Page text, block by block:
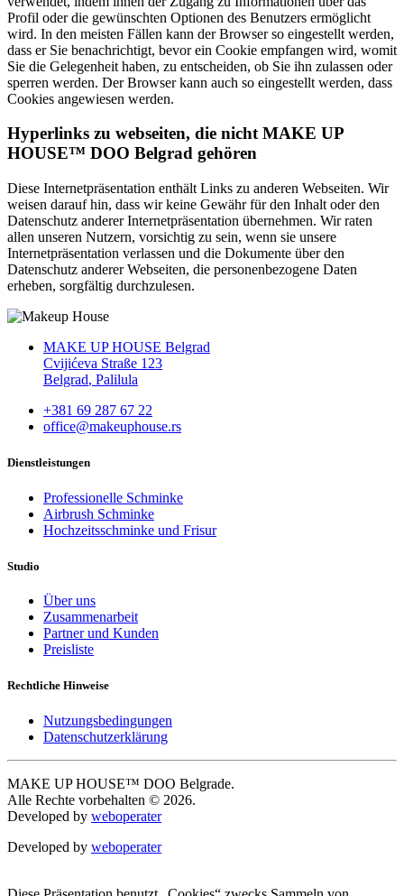
Profil oder die gewünschten Optionen des Benutzers ermöglicht
wird. In den meisten Fällen kann der Browser so eingestellt werden,
dass er Sie benachrichtigt, bevor ein Cookie empfangen wird, womit
Sie die Gelegenheit haben, zu entscheiden, ob Sie ihn zulassen oder
sperren werden. Der Browser kann auch so eingestellt werden, dass
Cookies angewiesen werden.
Hyperlinks zu webseiten, die nicht MAKE UP
HOUSE™ DOO Belgrad gehören
Diese Internetpräsentation enthält Links zu anderen Webseiten. Wir
weisen darauf hin, dass wir keine Gewähr für den Inhalt oder den
Datenschutz anderer Internetpräsentation übernehmen. Wir raten
allen unseren Nutzern, vorsichtig zu sein, wenn sie unsere
Internetpräsentation verlassen und die Dokumente über den
Datenschutz anderer Webseiten, die personenbezogene Daten
erheben, sorgfältig durchzulesen.
MAKE UP HOUSE Belgrad
Cvijićeva Straße 123
Belgrad, Palilula
+381 69 287 67 22
office@makeuphouse.rs
Dienstleistungen
Professionelle Schminke
Airbrush Schminke
Hochzeitsschminke und Frisur
Studio
Über uns
Zusammenarbeit
Partner und Kunden
Preisliste
Rechtliche Hinweise
Nutzungsbedingungen
Datenschutzerklärung
MAKE UP HOUSE™ DOO Belgrade.
Alle Rechte vorbehalten © 2026.
Developed by weboperater
Developed by weboperater